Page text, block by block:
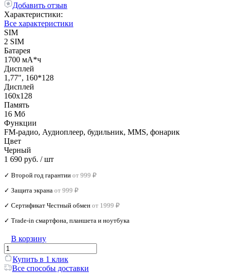
Добавить отзыв
Характеристики:
Все характеристики
SIM
2 SIM
Батарея
1700 мА*ч
Дисплей
1,77", 160*128
Дисплей
160х128
Память
16 Мб
Функции
FM-радио, Аудиоплеер, будильник, MMS, фонарик
Цвет
Черный
1 690 руб. / шт
✓ Второй год гарантии от 999 ₽
✓ Защита экрана от 999 ₽
✓ Сертификат Честный обмен от 1999 ₽
✓ Trade‑in смартфона, планшета и ноутбука
В корзину
Купить в 1 клик
Все способы доставки